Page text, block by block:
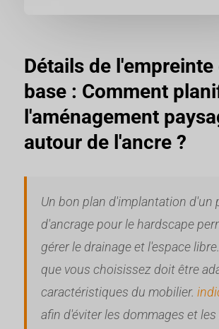
Détails de l'empreinte
base : Comment
l'aménagement
autour de l'ancre ?
Un bon plan d'implantation d'un
d'ancrage pour le hardscape
gérer le drainage et l'espace
que vous choisissez doit être
caractéristiques du mobilier.
afin d'éviter les dommages et